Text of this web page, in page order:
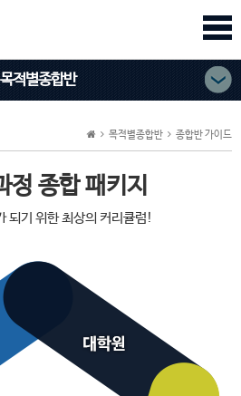
목적별종합반
목적별종합반 종합반 가이드
정 종합 패키지
되기 위한 최상의 커리큘럼!